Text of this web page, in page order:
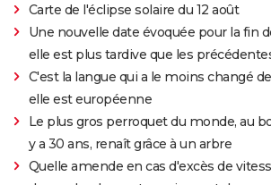
Carte de l'éclipse solaire du 12 août
Une nouvelle date évoquée pour la fin
elle est plus tardive que les
C'est la langue qui a le moins changé
elle est européenne
Le plus gros perroquet du monde, au
y a 30 ans, renaît grâce à un arbre
Quelle amende en cas d'excès de